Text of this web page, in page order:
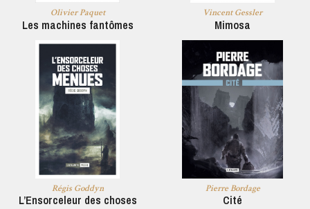
Olivier Paquet
Les machines fantômes
Vincent Gessler
Mimosa
Régis Goddyn
L’Ensorceleur des choses
Pierre Bordage
Cité